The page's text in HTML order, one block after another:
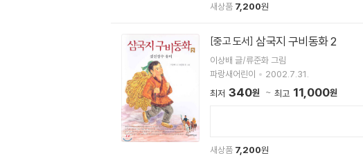
새상품 7,200원
[중고 도서] 삼국지 구비동화 2
이상배 글/류준화 그림
파랑새어린이
2002.7.31.
최저 340원 최고 11,000원
새상품 7,200원